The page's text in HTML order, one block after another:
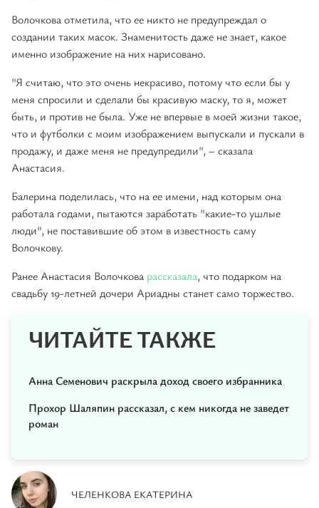
Волочкова отметила, что ее никто не предупреждал о
создании таких масок. Знаменитость даже не знает, какое
именно изображение на них нарисовано.
"Я считаю, что это очень некрасиво, потому что если бы у
меня спросили и сделали бы красивую маску, то я, может
быть, и против не была. Уже не впервые в моей жизни такое,
что и футболки с моим изображением выпускали и пускали в
продажу, и даже меня не предупредили", – сказала
Анастасия.
Балерина поделилась, что на ее имени, над которым она
работала годами, пытаются заработать "какие-то ушлые
люди", не поставившие об этом в известность саму
Волочкову.
Ранее Анастасия Волочкова рассказала, что подарком на
свадьбу 19-летней дочери Ариадны станет само торжество.
ЧИТАЙТЕ ТАКЖЕ
Анна Семенович раскрыла доход своего избранника
Прохор Шаляпин рассказал, с кем никогда не заведет
роман
ЧЕЛЕНКОВА ЕКАТЕРИНА